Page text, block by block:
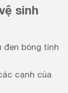
sinh
đen bóng tinh
cạnh của